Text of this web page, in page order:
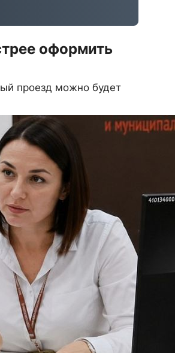
оформить
проезд можно будет